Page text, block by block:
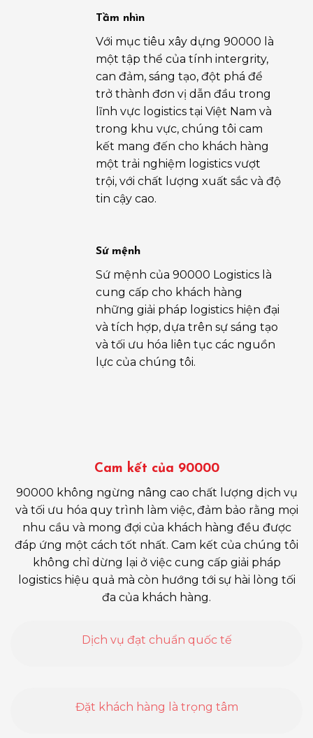
Tầm nhìn
Với mục tiêu xây dựng 90000 là
một tập thể của tính intergrity,
can đảm, sáng tạo, đột phá để
trở thành đơn vị dẫn đầu trong
lĩnh vực logistics tại Việt Nam và
trong khu vực, chúng tôi cam
kết mang đến cho khách hàng
một trải nghiệm logistics vượt
trội, với chất lượng xuất sắc và độ
tin cậy cao.
Sứ mệnh
Sứ mệnh của 90000 Logistics là
cung cấp cho khách hàng
những giải pháp logistics hiện đại
và tích hợp, dựa trên sự sáng tạo
và tối ưu hóa liên tục các nguồn
lực của chúng tôi.
Cam kết của 90000
90000 không ngừng nâng cao chất lượng dịch vụ
và tối ưu hóa quy trình làm việc, đảm bảo rằng mọi
nhu cầu và mong đợi của khách hàng đều được
đáp ứng một cách tốt nhất. Cam kết của chúng tôi
không chỉ dừng lại ở việc cung cấp giải pháp
logistics hiệu quả mà còn hướng tới sự hài lòng tối
đa của khách hàng.
Dịch vụ đạt chuẩn quốc tế
Đặt khách hàng là trọng tâm